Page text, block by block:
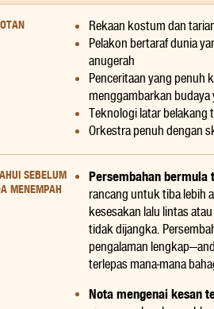
Rekaan kostum dan
Pelakon bertaraf dunia
anugerah
Penceritaan yang penuh
menggambarkan budaya
Teknologi latar belakang
Orkestra penuh dengan
SEBELUM
MENEMPAH
Persembahan bermula
rancang untuk tiba lebih
kesesakan lalu lintas
tidak dijangka.
pengalaman
terlepas mana-mana
Nota mengenai kesan